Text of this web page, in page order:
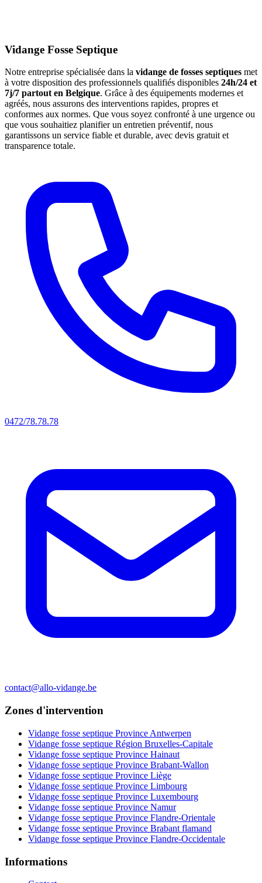
Vidange Fosse Septique
Notre entreprise spécialisée dans la vidange de fosses septiques met
à votre disposition des professionnels qualifiés disponibles 24h/24 et
7j/7 partout en Belgique. Grâce à des équipements modernes et
agréés, nous assurons des interventions rapides, propres et
conformes aux normes. Que vous soyez confronté à une urgence ou
que vous souhaitiez planifier un entretien préventif, nous
garantissons un service fiable et durable, avec devis gratuit et
transparence totale.
0472/78.78.78
contact@allo-vidange.be
Zones d'intervention
Vidange fosse septique Province Antwerpen
Vidange fosse septique Région Bruxelles-Capitale
Vidange fosse septique Province Hainaut
Vidange fosse septique Province Brabant-Wallon
Vidange fosse septique Province Liège
Vidange fosse septique Province Limbourg
Vidange fosse septique Province Luxembourg
Vidange fosse septique Province Namur
Vidange fosse septique Province Flandre-Orientale
Vidange fosse septique Province Brabant flamand
Vidange fosse septique Province Flandre-Occidentale
Informations